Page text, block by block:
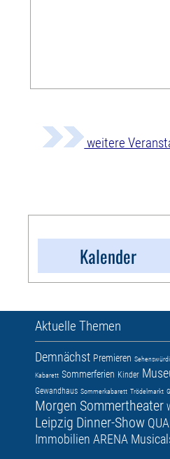
weitere
Kalender
Aktuelle Themen
Demnächst Premieren
Kabarett Sommerferien Kinder
Gewandhaus Sommerkabarett Trödelmarkt
Morgen Sommertheater
Leipzig Dinner-Show
Immobilien ARENA